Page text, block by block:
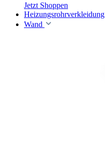
Jetzt Shoppen
Heizungsrohrverkleidung
Wand